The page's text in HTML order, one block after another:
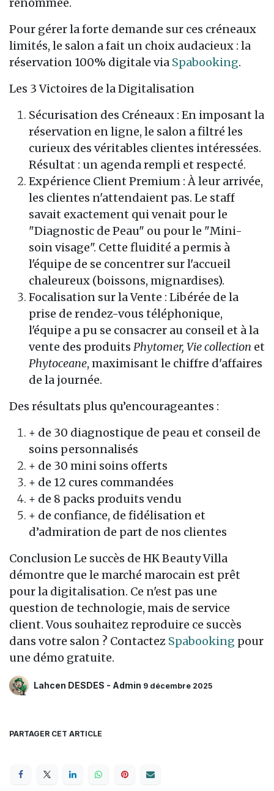
renommée.
Pour gérer la forte demande sur ces créneaux
limités, le salon a fait un choix audacieux : la
réservation 100% digitale via Spabooking.
Les 3 Victoires de la Digitalisation
Sécurisation des Créneaux : En imposant la
réservation en ligne, le salon a filtré les
curieux des véritables clientes intéressées.
Résultat : un agenda rempli et respecté.
Expérience Client Premium : À leur arrivée,
les clientes n'attendaient pas. Le staff
savait exactement qui venait pour le
"Diagnostic de Peau" ou pour le "Mini-
soin visage". Cette fluidité a permis à
l'équipe de se concentrer sur l'accueil
chaleureux (boissons, mignardises).
Focalisation sur la Vente : Libérée de la
prise de rendez-vous téléphonique,
l'équipe a pu se consacrer au conseil et à la
vente des produits Phytomer, Vie collection et
Phytoceane, maximisant le chiffre d'affaires
de la journée.
Des résultats plus qu’encourageantes :
+ de 30 diagnostique de peau et conseil de
soins personnalisés
+ de 30 mini soins offerts
+ de 12 cures commandées
+ de 8 packs produits vendu
+ de confiance, de fidélisation et
d’admiration de part de nos clientes
Conclusion Le succès de HK Beauty Villa
démontre que le marché marocain est prêt
pour la digitalisation. Ce n'est pas une
question de technologie, mais de service
client. Vous souhaitez reproduire ce succès
dans votre salon ? Contactez Spabooking pour
une démo gratuite.
Lahcen DESDES - Admin 9 décembre 2025
PARTAGER CET ARTICLE